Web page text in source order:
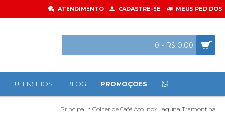
ATENDIMENTO CADASTRE-SE MEUS PEDIDOS
0 - R$ 0,00
UTENSÍLIOS BLOG PROMOÇÕES
Principal Colher de Café Aço Inox Laguna Tramontina